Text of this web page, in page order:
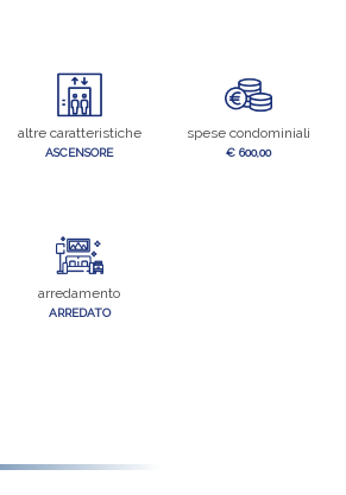
altre caratteristiche
ASCENSORE
spese condominiali
€ 600,00
arredamento
ARREDATO